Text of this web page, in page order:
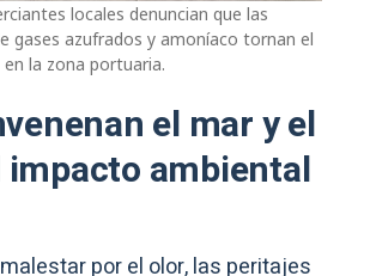
locales denuncian que las
gases azufrados y amoníaco tornan el
la zona portuaria.
el mar y el
impacto ambiental
por el olor, las peritajes